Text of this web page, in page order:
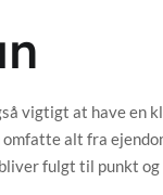
vigtigt at have en
alt fra
fulgt til punkt